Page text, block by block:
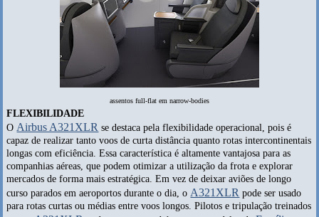
assentos full-flat em narrow-bodies
FLEXIBILIDADE
O Airbus A321XLR se destaca pela flexibilidade operacional, pois é
capaz de realizar tanto voos de curta distância quanto rotas intercontinentais
longas com eficiência. Essa característica é altamente vantajosa para as
companhias aéreas, que podem otimizar a utilização da frota e explorar
mercados de forma mais estratégica. Em vez de deixar aviões de longo
curso parados em aeroportos durante o dia, o A321XLR pode ser usado
para rotas curtas ou médias entre voos longos. Pilotos e tripulação treinados